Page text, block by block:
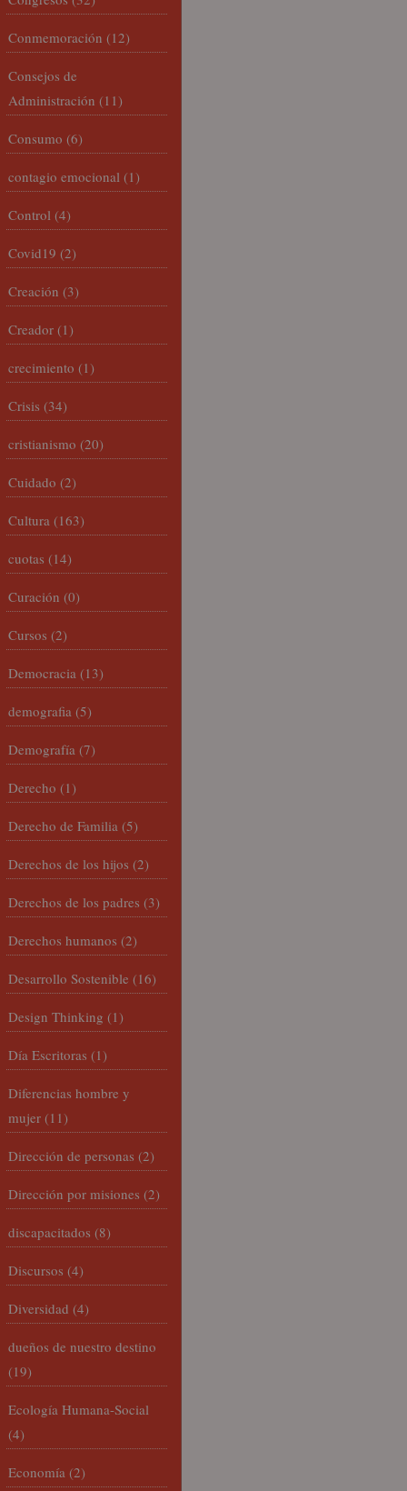
Conmemoración (12)
Consejos de
Administración (11)
Consumo (6)
contagio emocional (1)
Control (4)
Covid19 (2)
Creación (3)
Creador (1)
crecimiento (1)
Crisis (34)
cristianismo (20)
Cuidado (2)
Cultura (163)
cuotas (14)
Curación (0)
Cursos (2)
Democracia (13)
demografia (5)
Demografía (7)
Derecho (1)
Derecho de Familia (5)
Derechos de los hijos (2)
Derechos de los padres (3)
Derechos humanos (2)
Desarrollo Sostenible (16)
Design Thinking (1)
Día Escritoras (1)
Diferencias hombre y
mujer (11)
Dirección de personas (2)
Dirección por misiones (2)
discapacitados (8)
Discursos (4)
Diversidad (4)
dueños de nuestro destino
(19)
Ecología Humana-Social
(4)
Economía (2)